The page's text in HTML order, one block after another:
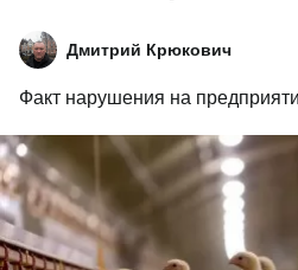
Дмитрий Крюкович
Факт нарушения на